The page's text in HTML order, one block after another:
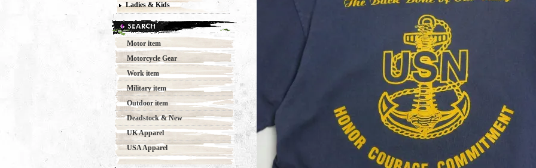
Ladies & Kids
Motor item
Motorcycle Gear
Work item
Military item
Outdoor item
Deadstock & New
UK Apparel
USA Apparel